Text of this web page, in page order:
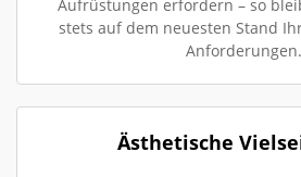
Aufrüstungen erfordern – so
stets auf dem neuesten Stand
Anforderungen.
Ästhetische